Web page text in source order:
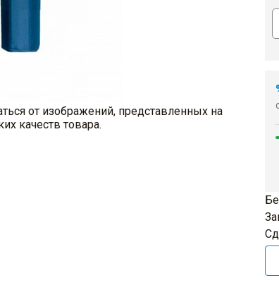
от изображений, представленных на
качеств товара.